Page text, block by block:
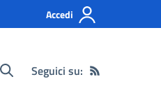
Accedi
Seguici su: